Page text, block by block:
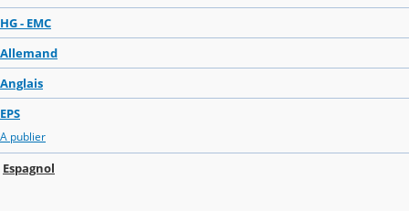
HG - EMC
Allemand
Anglais
EPS
A publier
Espagnol